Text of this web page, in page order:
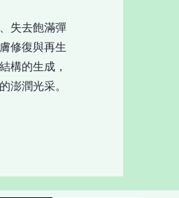
失去飽滿彈
修復與再生
構的生成，
澎潤光采。